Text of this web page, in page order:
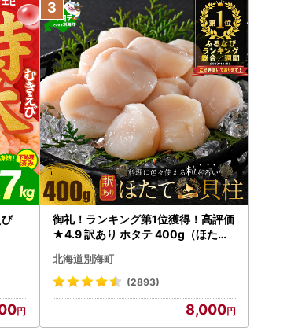
御礼！ランキング第1位獲得！高評価
★4.9 訳あり ホタテ 400g（ほたて
北海道別海町
(2893)
8,000